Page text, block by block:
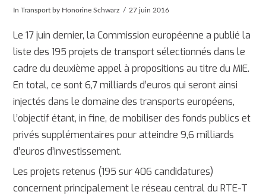
InTransport by Honorine Schwarz 27 juin 2016
Le 17 juin dernier, la Commission européenne a publié la
liste des 195 projets de transport sélectionnés dans le
cadre du deuxième appel à propositions au titre du MIE.
En total, ce sont 6,7 milliards d’euros qui seront ainsi
injectés dans le domaine des transports européens,
l’objectif étant, in fine, de mobiliser des fonds publics et
privés supplémentaires pour atteindre 9,6 milliards
d’euros d’investissement.
Les projets retenus (195 sur 406 candidatures)
concernent principalement le réseau central du RTE-T